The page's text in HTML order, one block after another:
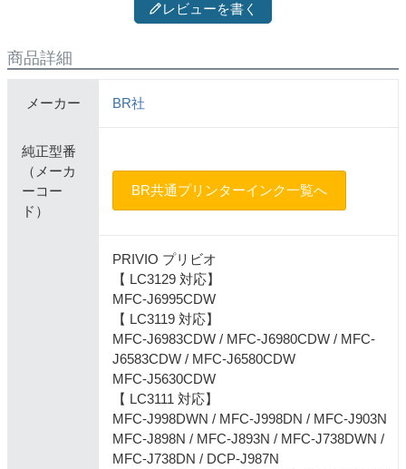
レビューを書く
商品詳細
メーカー BR社
純正型番
（メーカ
ーコー
ド）
BR共通プリンターインク一覧へ
PRIVIO プリビオ
【 LC3129 対応】
MFC-J6995CDW
【 LC3119 対応】
MFC-J6983CDW / MFC-J6980CDW / MFC-
J6583CDW / MFC-J6580CDW
MFC-J5630CDW
【 LC3111 対応】
MFC-J998DWN / MFC-J998DN / MFC-J903N
MFC-J898N / MFC-J893N / MFC-J738DWN /
MFC-J738DN / DCP-J987N